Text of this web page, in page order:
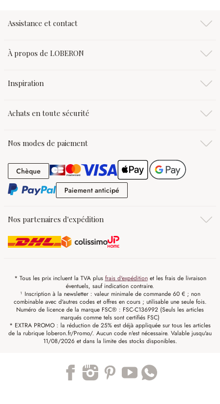
Assistance et contact
À propos de LOBERON
Inspiration
Achats en toute sécurité
Nos modes de paiement
Chèque Chèque
Paiement anticipé
Nos partenaires d'expédition
* Tous les prix incluent la TVA plus frais d'expéditionet les frais de livraison
éventuels, sauf indication contraire.
¹ Inscription à la newsletter : valeur minimale de commande 60 € ; non
combinable avec d'autres codes et offres en cours ; utilisable une seule fois.
Numéro de licence de la marque FSC® : FSC-C136992 (Seuls les articles
marqués comme tels sont certifiés FSC)
* EXTRA PROMO : la réduction de 25% est déjà appliquée sur tous les articles
de la rubrique loberon.fr/Promo/. Aucun code n'est nécessaire. Valable jusqu'au
11/08/2026 et dans la limite des stocks disponibles.